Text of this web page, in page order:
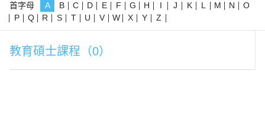
首字母 A B C D E F G H I J K L M N
O
P
Q R S T U V W X Y Z
教育碩士課程（0）